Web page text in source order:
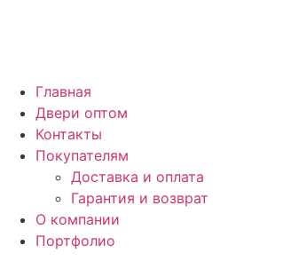
Главная
Двери оптом
Контакты
Покупателям
Доставка и оплата
Гарантия и возврат
О компании
Портфолио